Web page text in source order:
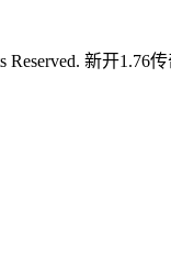
Reserved. 新开1.76